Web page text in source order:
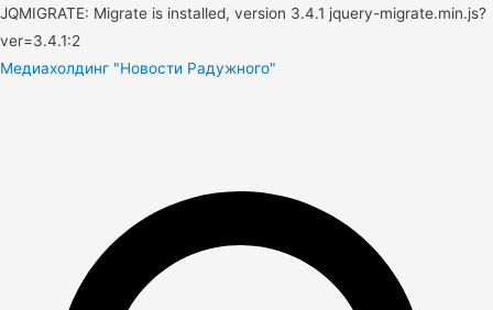
JQMIGRATE: Migrate is installed, version 3.4.1 jquery-migrate.min.js?
ver=3.4.1:2
Медиахолдинг "Новости Радужного"